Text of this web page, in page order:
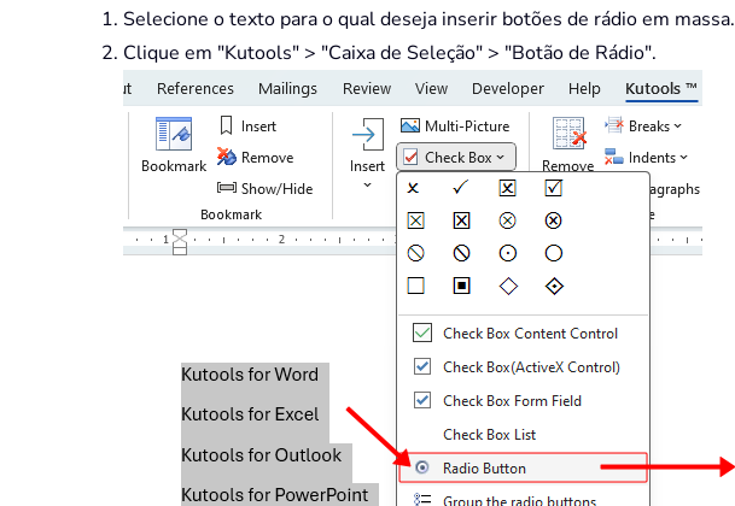
Selecione o texto para o qual deseja inserir botões de rádio em massa.
Clique em "Kutools" > "Caixa de Seleção" > "Botão de Rádio".